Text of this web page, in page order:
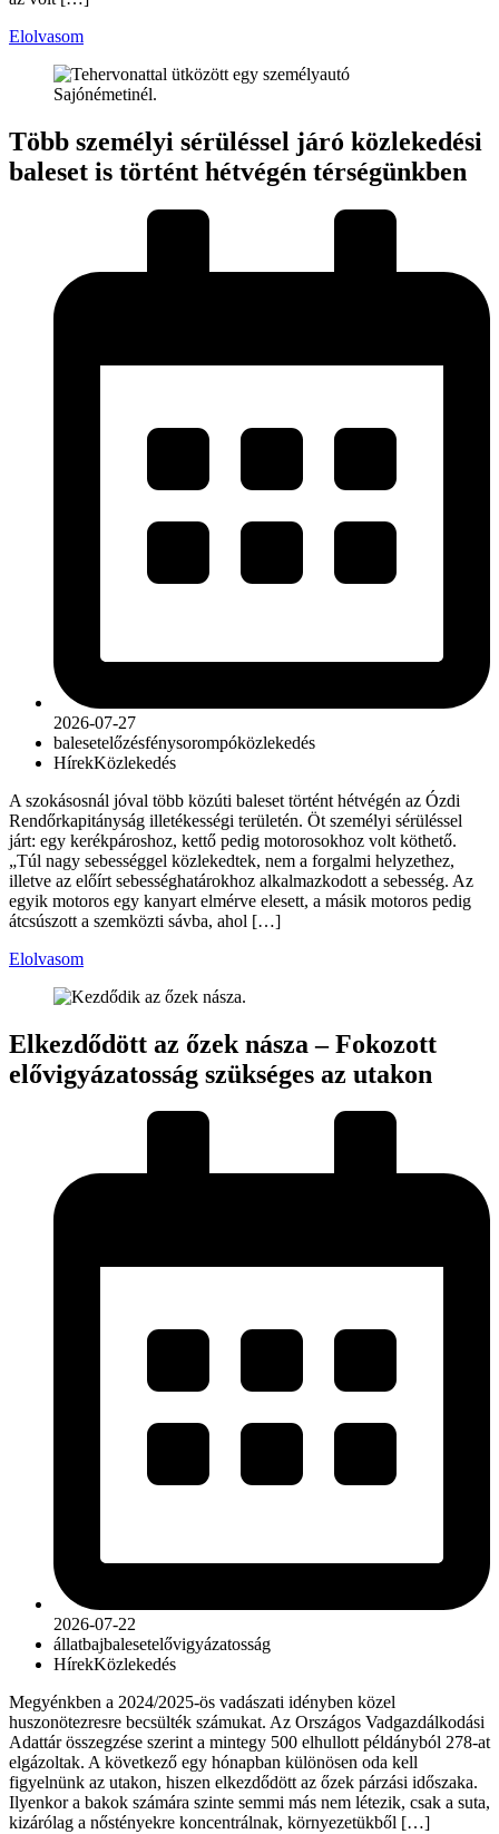
Elolvasom
Több személyi sérüléssel járó közlekedési
baleset is történt hétvégén térségünkben
2026-07-27
balesetelőzésfénysorompóközlekedés
HírekKözlekedés
A szokásosnál jóval több közúti baleset történt hétvégén az Ózdi
Rendőrkapitányság illetékességi területén. Öt személyi sérüléssel
járt: egy kerékpároshoz, kettő pedig motorosokhoz volt köthető.
„Túl nagy sebességgel közlekedtek, nem a forgalmi helyzethez,
illetve az előírt sebességhatárokhoz alkalmazkodott a sebesség. Az
egyik motoros egy kanyart elmérve elesett, a másik motoros pedig
átcsúszott a szemközti sávba, ahol […]
Elolvasom
Elkezdődött az őzek násza – Fokozott
elővigyázatosság szükséges az utakon
2026-07-22
állatbajbalesetelővigyázatosság
HírekKözlekedés
Megyénkben a 2024/2025-ös vadászati idényben közel
huszonötezresre becsülték számukat. Az Országos Vadgazdálkodási
Adattár összegzése szerint a mintegy 500 elhullott példányból 278-at
elgázoltak. A következő egy hónapban különösen oda kell
figyelnünk az utakon, hiszen elkezdődött az őzek párzási időszaka.
Ilyenkor a bakok számára szinte semmi más nem létezik, csak a suta,
kizárólag a nőstényekre koncentrálnak, környezetükből […]